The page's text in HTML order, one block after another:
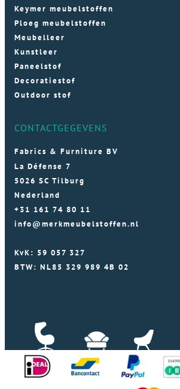
Keymer meubelstoffen
Ploeg meubelstoffen
Meubelleer
Kunstleer
Paneelstof
Decoratiestof
Outdoor stof
CONTACTGEGEVENS
Fabrics & Furniture BV
La Défense 7
5026 SC Tilburg
Nederland
+31 161 74 80 11
info@merkmeubelstoffen.nl
KvK: 59 057 327
BTW: NL85 329 989 4B 02